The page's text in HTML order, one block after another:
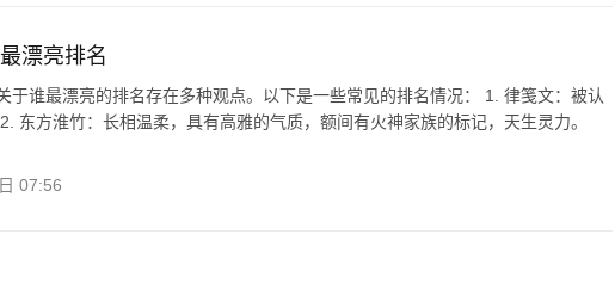
漂亮排名
于谁最漂亮的排名存在多种观点。以下是一些常见的排名情况： 1. 律笺文：被认
东方淮竹：长相温柔，具有高雅的气质，额间有火神家族的标记，天生灵力。
07:56